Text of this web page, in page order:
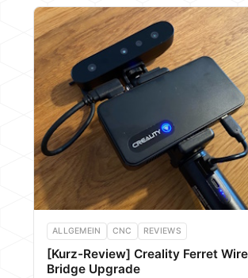
ALLGEMEIN CNC REVIEWS
[Kurz-Review] Creality Ferret
Bridge Upgrade